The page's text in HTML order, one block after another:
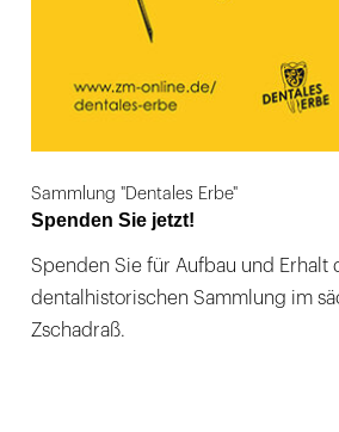
Sammlung "Dentales Erbe"
Spenden Sie jetzt!
Spenden Sie für Aufbau und Erhalt
dentalhistorischen Sammlung im
Zschadraß.